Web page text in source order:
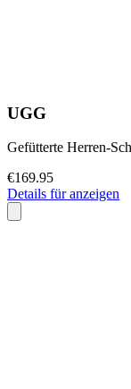
UGG
Gefütterte Herren-
€169.95
Details für anzeigen